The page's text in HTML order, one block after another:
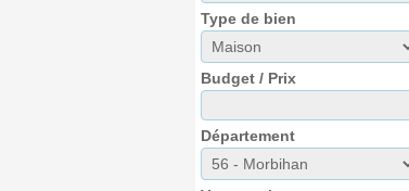
Type de bien
Budget / Prix
Département